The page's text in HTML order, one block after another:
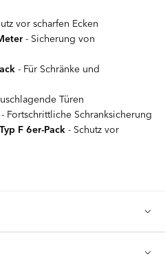
vor scharfen Ecken
- Sicherung von
- Für Schränke und
Türen
- Fortschrittliche Schranksicherung
F 6er-Pack - Schutz vor